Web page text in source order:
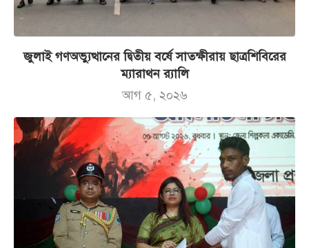
জুলাই গণঅভ্যুত্থানের দ্বিতীয় বর্ষে সাতক্ষীরায় ছাত্রশিবিরের
ম্যারাথন র‌্যালি
আগ ৫, ২০২৬